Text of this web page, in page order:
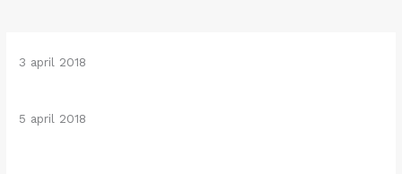
3 april 2018
5 april 2018